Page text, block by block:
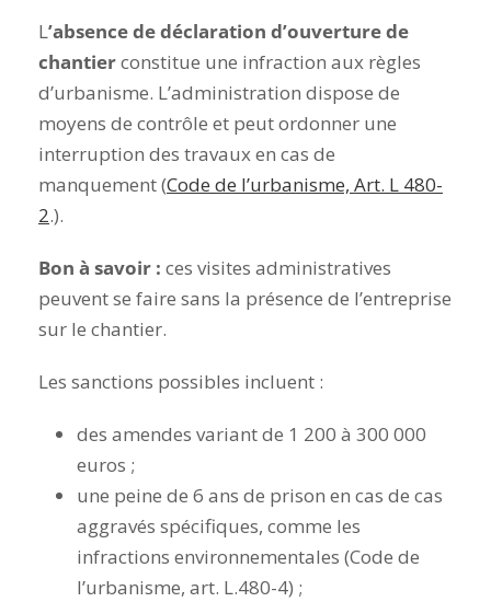
L’absence de déclaration d’ouverture de
chantierconstitue une infraction aux règles
d’urbanisme. L’administration dispose de
moyens de contrôle et peut ordonner une
interruption des travaux en cas de
manquement (Code de l’urbanisme, Art. L 480-
2.).
Bon à savoir : ces visites administratives
peuvent se faire sans la présence de l’entreprise
sur le chantier.
Les sanctions possibles incluent :
des amendes variant de 1 200 à 300 000
euros ;
une peine de 6 ans de prison en cas de cas
aggravés spécifiques, comme les
infractions environnementales (Code de
l’urbanisme, art. L.480-4) ;